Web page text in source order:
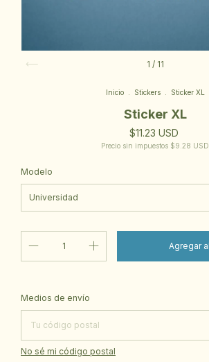
1 / 11
Inicio Stickers Sticker XL
Sticker XL
$11.23 USD
Precio sin impuestos $9.28 USD
Modelo
Entregas para el CP:
Medios de envío
No sé mi código postal